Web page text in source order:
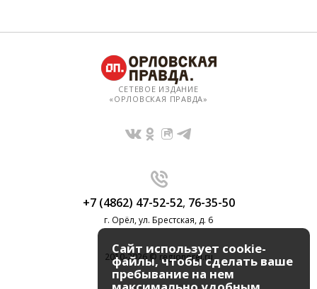
СЕТЕВОЕ ИЗДАНИЕ
«ОРЛОВСКАЯ ПРАВДА»
+7 (4862) 47-52-52, 76-35-50
г. Орёл, ул. Брестская, д. 6
2010-2026 © regionorel.ru
Сайт использует cookie-
файлы, чтобы сделать ваше
пребывание на нем